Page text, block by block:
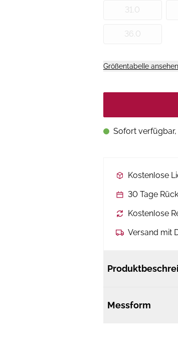
31.0
36.0
Größentabelle ansehen
Sofort verfügbar,
Kostenlose
30 Tage
Kostenlose
Versand mit
Messform